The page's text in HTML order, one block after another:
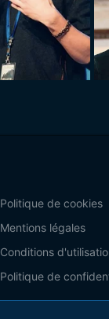
Politique de cookies
Mentions légales
Conditions
Politique de